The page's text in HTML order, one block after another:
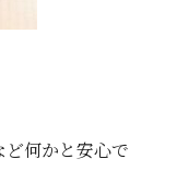
何かと安心で